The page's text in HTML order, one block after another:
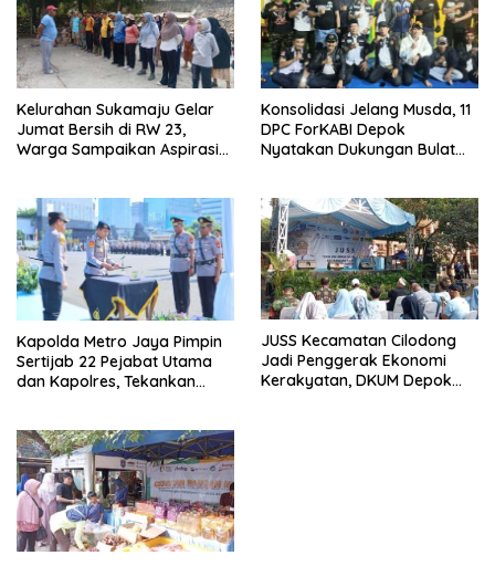
Kelurahan Sukamaju Gelar
Jumat Bersih di RW 23,
Warga Sampaikan Aspirasi
Konsolidasi Jelang Musda, 11
DPC ForKABI Depok
Nyatakan Dukungan Bulat
Kapolda Metro Jaya Pimpin
Sertijab 22 Pejabat Utama
dan Kapolres, Tekankan
JUSS Kecamatan Cilodong
Jadi Penggerak Ekonomi
Kerakyatan, DKUM Depok